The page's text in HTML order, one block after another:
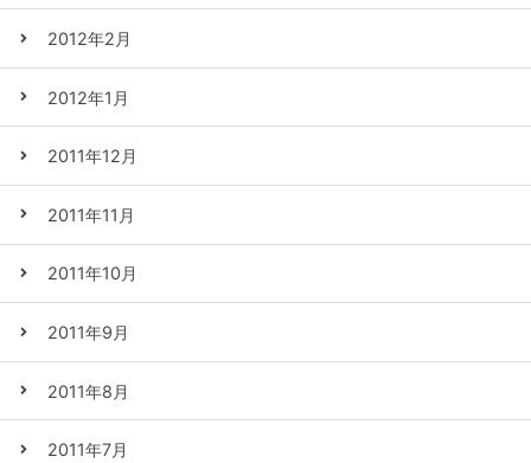
2012年2月
2012年1月
2011年12月
2011年11月
2011年10月
2011年9月
2011年8月
2011年7月